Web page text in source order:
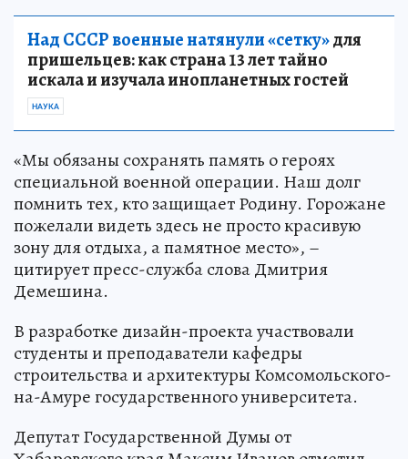
Над СССР военные натянули «сетку»для
пришельцев: как страна 13 лет тайно
искала и изучала инопланетных гостей
НАУКА
«Мы обязаны сохранять память о героях
специальной военной операции. Наш долг
помнить тех, кто защищает Родину. Горожане
пожелали видеть здесь не просто красивую
зону для отдыха, а памятное место», –
цитирует пресс-служба слова Дмитрия
Демешина.
В разработке дизайн-проекта участвовали
студенты и преподаватели кафедры
строительства и архитектуры Комсомольского-
на-Амуре государственного университета.
Депутат Государственной Думы от